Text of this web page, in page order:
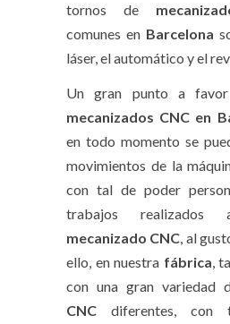
tornos de
comunes en Barcelona
láser, el automático y el
Un gran punto a
mecanizados CNC en
en todo momento se
movimientos de la
con tal de poder
trabajos
mecanizado CNC , al
ello, en nuestra fábrica ,
con una gran variedad
CNC diferentes,